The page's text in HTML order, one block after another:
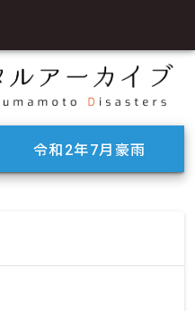
令和2年7月豪雨